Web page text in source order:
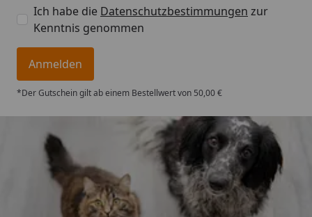
Ich habe die Datenschutzbestimmungen zur
Kenntnis genommen
Anmelden
*Der Gutschein gilt ab einem Bestellwert von 50,00 €
Trusted Shops
4,73/ 5